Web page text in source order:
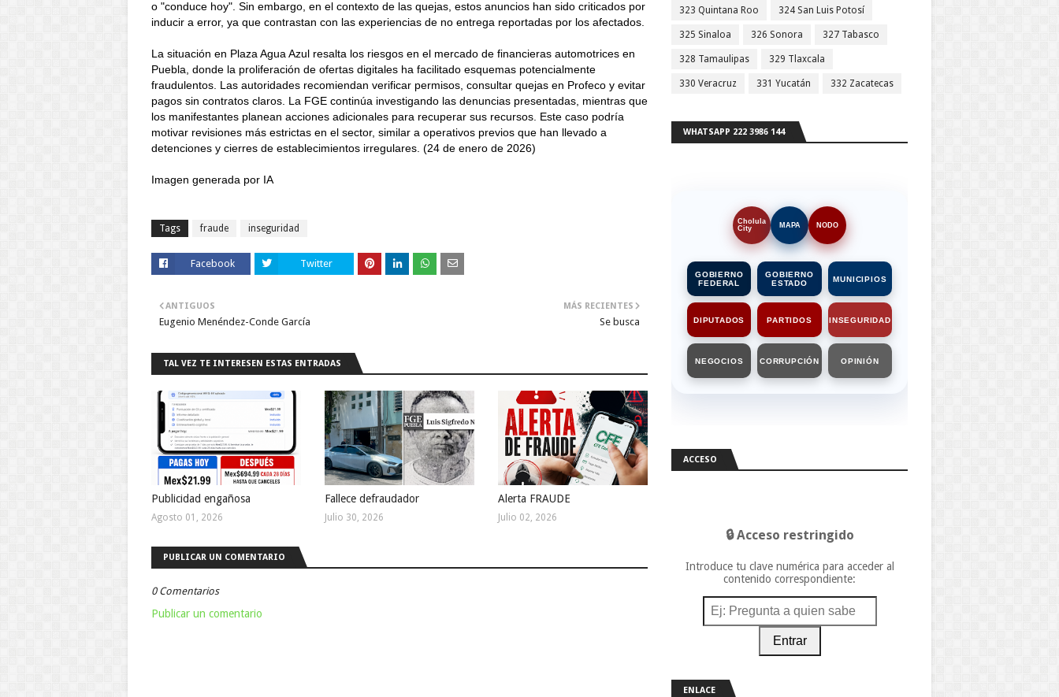
o "conduce hoy". Sin embargo, en el contexto de las quejas, estos anuncios han sido criticados por
inducir a error, ya que contrastan con las experiencias de no entrega reportadas por los afectados.
La situación en Plaza Agua Azul resalta los riesgos en el mercado de financieras automotrices en
Puebla, donde la proliferación de ofertas digitales ha facilitado esquemas potencialmente
fraudulentos. Las autoridades recomiendan verificar permisos, consultar quejas en Profeco y evitar
pagos sin contratos claros. La FGE continúa investigando las denuncias presentadas, mientras que
los manifestantes planean acciones adicionales para recuperar sus recursos. Este caso podría
motivar revisiones más estrictas en el sector, similar a operativos previos que han llevado a
detenciones y cierres de establecimientos irregulares. (24 de enero de 2026)
Imagen generada por IA
Tags fraude inseguridad
Facebook Twitter
MÁS RECIENTES
Se busca
ANTIGUOS
Eugenio Menéndez-Conde García
TAL VEZ TE INTERESEN ESTAS ENTRADAS
Publicidad engañosa
Agosto 01, 2026
Fallece defraudador
Julio 30, 2026
Alerta FRAUDE
Julio 02, 2026
PUBLICAR UN COMENTARIO
0 Comentarios
Publicar un comentario
323 Quintana Roo 324 San Luis Potosí
325 Sinaloa 326 Sonora 327 Tabasco
328 Tamaulipas 329 Tlaxcala
330 Veracruz 331 Yucatán 332 Zacatecas
WHATSAPP 222 3986 144
Cholula
City
MAPA NODO
GOBIERNO
FEDERAL
GOBIERNO
ESTADO
MUNICIPIOS
DIPUTADOS PARTIDOS INSEGURIDAD
NEGOCIOS CORRUPCIÓN OPINIÓN
ACCESO
🔒 Acceso restringido
Introduce tu clave numérica para acceder al
contenido correspondiente:
Entrar
ENLACE